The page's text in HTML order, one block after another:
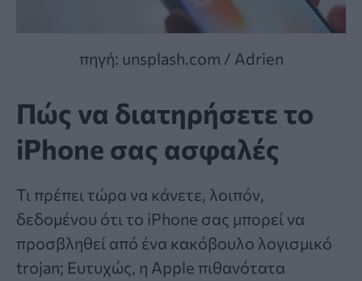
πηγή: unsplash.com / Adrien
Πώς να διατηρήσετε το
iPhone σας ασφαλές
Τι πρέπει τώρα να κάνετε, λοιπόν,
δεδομένου ότι το iPhone σας μπορεί να
προσβληθεί από ένα κακόβουλο λογισμικό
trojan; Ευτυχώς, η Apple πιθανότατα